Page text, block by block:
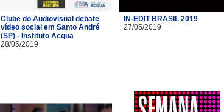
Clube do Audiovisual debate
vídeo social em Santo André
(SP) - Instituto Acqua
28/05/2019
IN-EDIT BRASIL 2019
27/05/2019